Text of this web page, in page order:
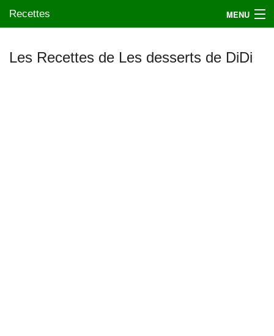
Recettes MENU
Les Recettes de Les desserts de DiDi